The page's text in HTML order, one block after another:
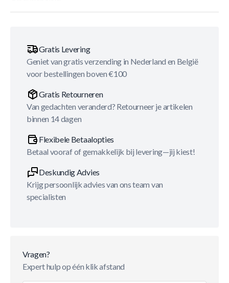
Gratis Levering
Geniet van gratis verzending in Nederland en België
voor bestellingen boven €100
Gratis Retourneren
Van gedachten veranderd? Retourneer je artikelen
binnen 14 dagen
Flexibele Betaalopties
Betaal vooraf of gemakkelijk bij levering—jij kiest!
Deskundig Advies
Krijg persoonlijk advies van ons team van
specialisten
Vragen?
Expert hulp op één klik afstand